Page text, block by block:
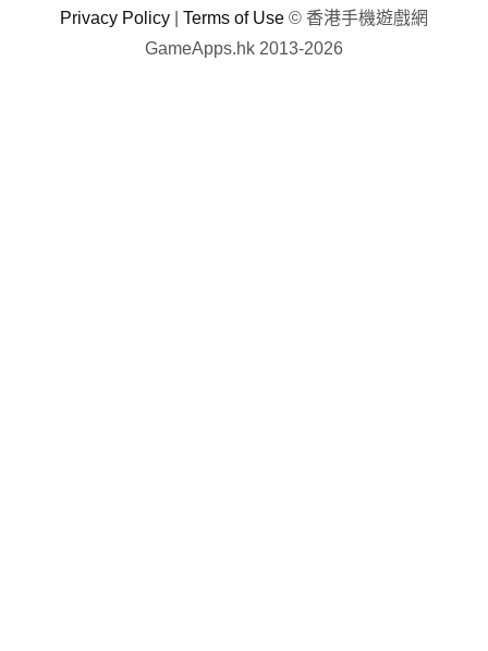
Privacy Policy
Terms of Use © 香港手機遊戲網
GameApps.hk 2013-2026